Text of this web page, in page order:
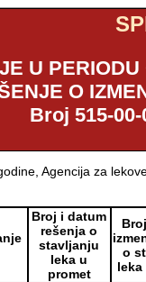
U PERIODU
O
Broj 515-00-
Agencija za
Broj i datum
rešenja o
stavljanju
leka u
promet
o
leka